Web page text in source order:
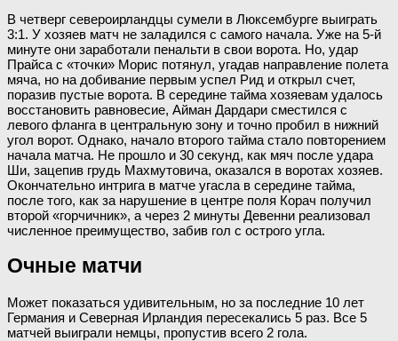
В четверг североирландцы сумели в Люксембурге выиграть
3:1. У хозяев матч не заладился с самого начала. Уже на 5-й
минуте они заработали пенальти в свои ворота. Но, удар
Прайса с «точки» Морис потянул, угадав направление полета
мяча, но на добивание первым успел Рид и открыл счет,
поразив пустые ворота. В середине тайма хозяевам удалось
восстановить равновесие, Айман Дардари сместился с
левого фланга в центральную зону и точно пробил в нижний
угол ворот. Однако, начало второго тайма стало повторением
начала матча. Не прошло и 30 секунд, как мяч после удара
Ши, зацепив грудь Махмутовича, оказался в воротах хозяев.
Окончательно интрига в матче угасла в середине тайма,
после того, как за нарушение в центре поля Корач получил
второй «горчичник», а через 2 минуты Девенни реализовал
численное преимущество, забив гол с острого угла.
Очные матчи
Может показаться удивительным, но за последние 10 лет
Германия и Северная Ирландия пересекались 5 раз. Все 5
матчей выиграли немцы, пропустив всего 2 гола.